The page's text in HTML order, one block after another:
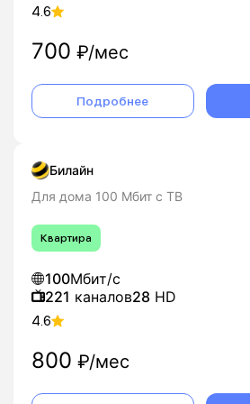
4.6
700 ₽/мес
Подробнее
Билайн
Для дома 100 Мбит с ТВ
Квартира
100Мбит/с
221 каналов28 HD
4.6
800 ₽/мес